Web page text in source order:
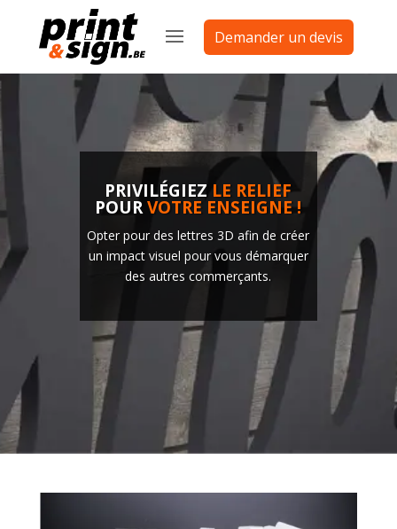
Demander un devis
PRIVILÉGIEZ LE RELIEF
POURVOTRE ENSEIGNE !
Opter pour des lettres 3D afin de créer
un impact visuel pour vous démarquer
des autres commerçants.